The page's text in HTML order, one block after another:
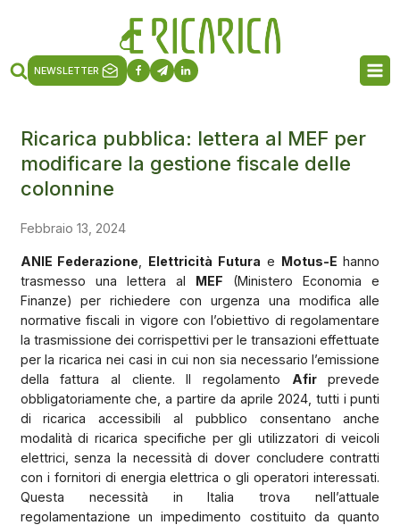
NEWSLETTER
Ricarica pubblica: lettera al MEF per
modificare la gestione fiscale delle
colonnine
Febbraio 13, 2024
ANIE Federazione Elettricità Futura e Motus-E hanno
trasmesso una lettera al MEF (Ministero Economia e
Finanze) per richiedere con urgenza una modifica alle
normative fiscali in vigore con l’obiettivo di regolamentare
la trasmissione dei corrispettivi per le transazioni effettuate
per la ricarica nei casi in cui non sia necessario l’emissione
della fattura al cliente. Il regolamento Afir
prevede
obbligatoriamente che, a partire da aprile 2024, tutti i punti
di ricarica accessibili al pubblico consentano anche
modalità di ricarica specifiche per gli utilizzatori di veicoli
elettrici, senza la necessità di dover concludere contratti
con i fornitori di energia elettrica o gli operatori interessati.
Questa necessità in Italia trova nell’attuale
regolamentazione un impedimento costituito da quanto